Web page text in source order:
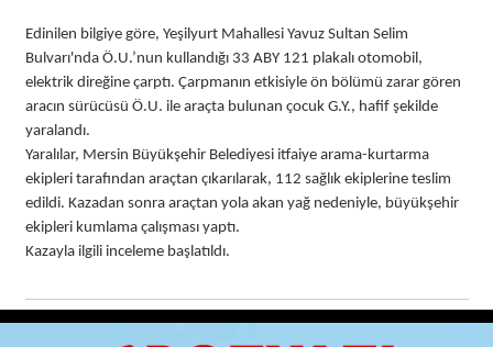
Edinilen bilgiye göre, Yeşilyurt Mahallesi Yavuz Sultan Selim
Bulvarı'nda Ö.U.’nun kullandığı 33 ABY 121 plakalı otomobil,
elektrik direğine çarptı. Çarpmanın etkisiyle ön bölümü zarar gören
aracın sürücüsü Ö.U. ile araçta bulunan çocuk G.Y., hafif şekilde
yaralandı.
Yaralılar, Mersin Büyükşehir Belediyesi itfaiye arama-kurtarma
ekipleri tarafından araçtan çıkarılarak, 112 sağlık ekiplerine teslim
edildi. Kazadan sonra araçtan yola akan yağ nedeniyle, büyükşehir
ekipleri kumlama çalışması yaptı.
Kazayla ilgili inceleme başlatıldı.